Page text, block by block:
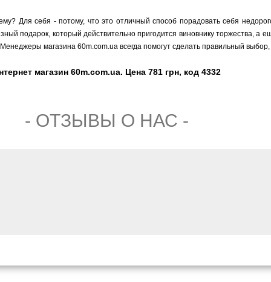
Для себя - потому, что это отличный способ порадовать себя
подарок, который действительно пригодится виновнику торжества, а
магазина 60m.com.ua всегда помогут сделать правильный
магазин 60m.com.ua. Цена 781 грн, код 4332
- ОТЗЫВЫ О НАС -